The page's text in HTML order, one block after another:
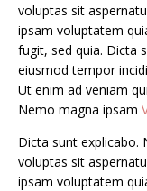
voluptas sit
ipsam voluptatem
fugit, sed quia. Dicta
eiusmod tempor
Ut enim ad veniam
Nemo magna ipsam
Dicta sunt explicabo.
voluptas sit
ipsam voluptatem